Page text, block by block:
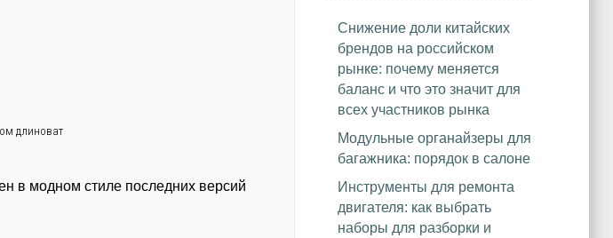
длиноват
в модном стиле последних версий
Снижение доли китайских
брендов на российском
рынке: почему меняется
баланс и что это значит для
всех участников рынка
Модульные органайзеры для
багажника: порядок в салоне
Инструменты для ремонта
двигателя: как выбрать
наборы для разборки и